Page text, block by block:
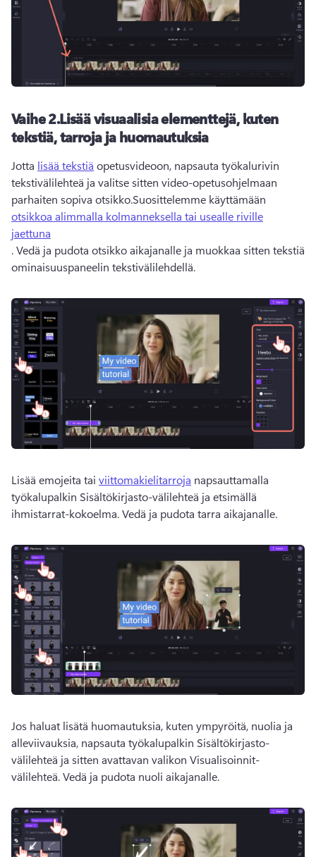
Vaihe 2.Lisää visuaalisia elementtejä, kuten
tekstiä, tarroja ja huomautuksia
Jotta lisää tekstiä opetusvideoon, napsauta työkalurivin
tekstivälilehteä ja valitse sitten video-opetusohjelmaan
parhaiten sopiva otsikko.Suosittelemme käyttämään
otsikkoa alimmalla kolmanneksella tai usealle riville
jaettuna
. Vedä ja pudota otsikko aikajanalle ja muokkaa sitten tekstiä
ominaisuuspaneelin tekstivälilehdellä.
Lisää emojeita tai viittomakielitarroja napsauttamalla
työkalupalkin Sisältökirjasto-välilehteä ja etsimällä
ihmistarrat-kokoelma. Vedä ja pudota tarra aikajanalle.
Jos haluat lisätä huomautuksia, kuten ympyröitä, nuolia ja
alleviivauksia, napsauta työkalupalkin Sisältökirjasto-
välilehteä ja sitten avattavan valikon Visualisoinnit-
välilehteä. Vedä ja pudota nuoli aikajanalle.